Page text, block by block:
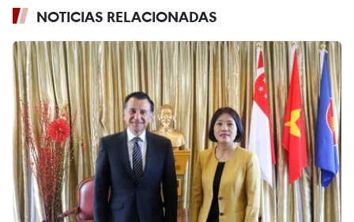
NOTICIAS RELACIONADAS